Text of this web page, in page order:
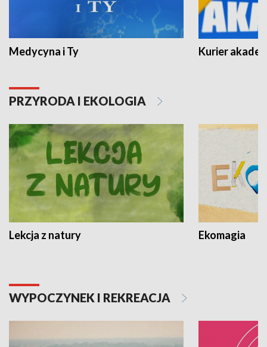
Medycyna i Ty Kurier
PRZYRODA I EKOLOGIA
Lekcja z natury Ekomagia
WYPOCZYNEK I REKREACJA